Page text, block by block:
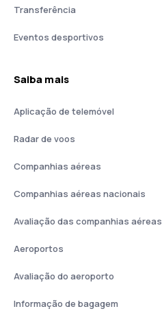
Transferência
Eventos desportivos
Saiba mais
Aplicação de telemóvel
Radar de voos
Companhias aéreas
Companhias aéreas nacionais
Avaliação das companhias aéreas
Aeroportos
Avaliação do aeroporto
Informação de bagagem